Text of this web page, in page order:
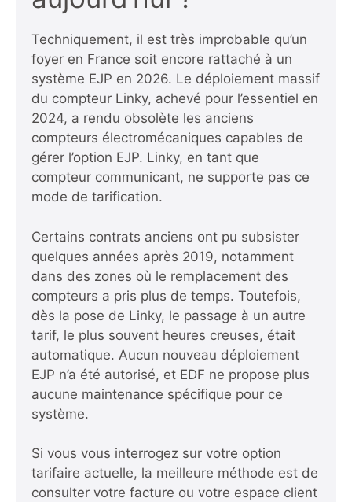
Techniquement, il est très improbable qu’un
foyer en France soit encore rattaché à un
système EJP en 2026. Le déploiement massif
du compteur Linky, achevé pour l’essentiel en
2024, a rendu obsolète les anciens
compteurs électromécaniques capables de
gérer l’option EJP. Linky, en tant que
compteur communicant, ne supporte pas ce
mode de tarification.
Certains contrats anciens ont pu subsister
quelques années après 2019, notamment
dans des zones où le remplacement des
compteurs a pris plus de temps. Toutefois,
dès la pose de Linky, le passage à un autre
tarif, le plus souvent heures creuses, était
automatique. Aucun nouveau déploiement
EJP n’a été autorisé, et EDF ne propose plus
aucune maintenance spécifique pour ce
système.
Si vous vous interrogez sur votre option
tarifaire actuelle, la meilleure méthode est de
consulter votre facture ou votre espace client